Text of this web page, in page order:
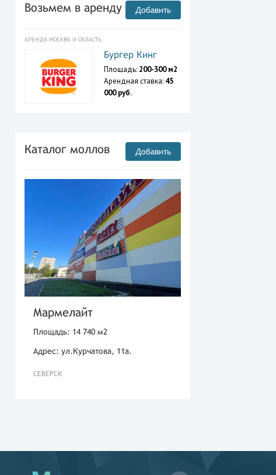
Возьмем в аренду Добавить
АРЕНДА МОСКВА И ОБЛАСТЬ
Бургер Кинг
Площадь: 200-300 м2
Арендная ставка: 45
000 руб.
Каталог моллов Добавить
Мармелайт
Площадь: 14 740 м2
Адрес: ул.Курчатова, 11а.
СЕВЕРСК